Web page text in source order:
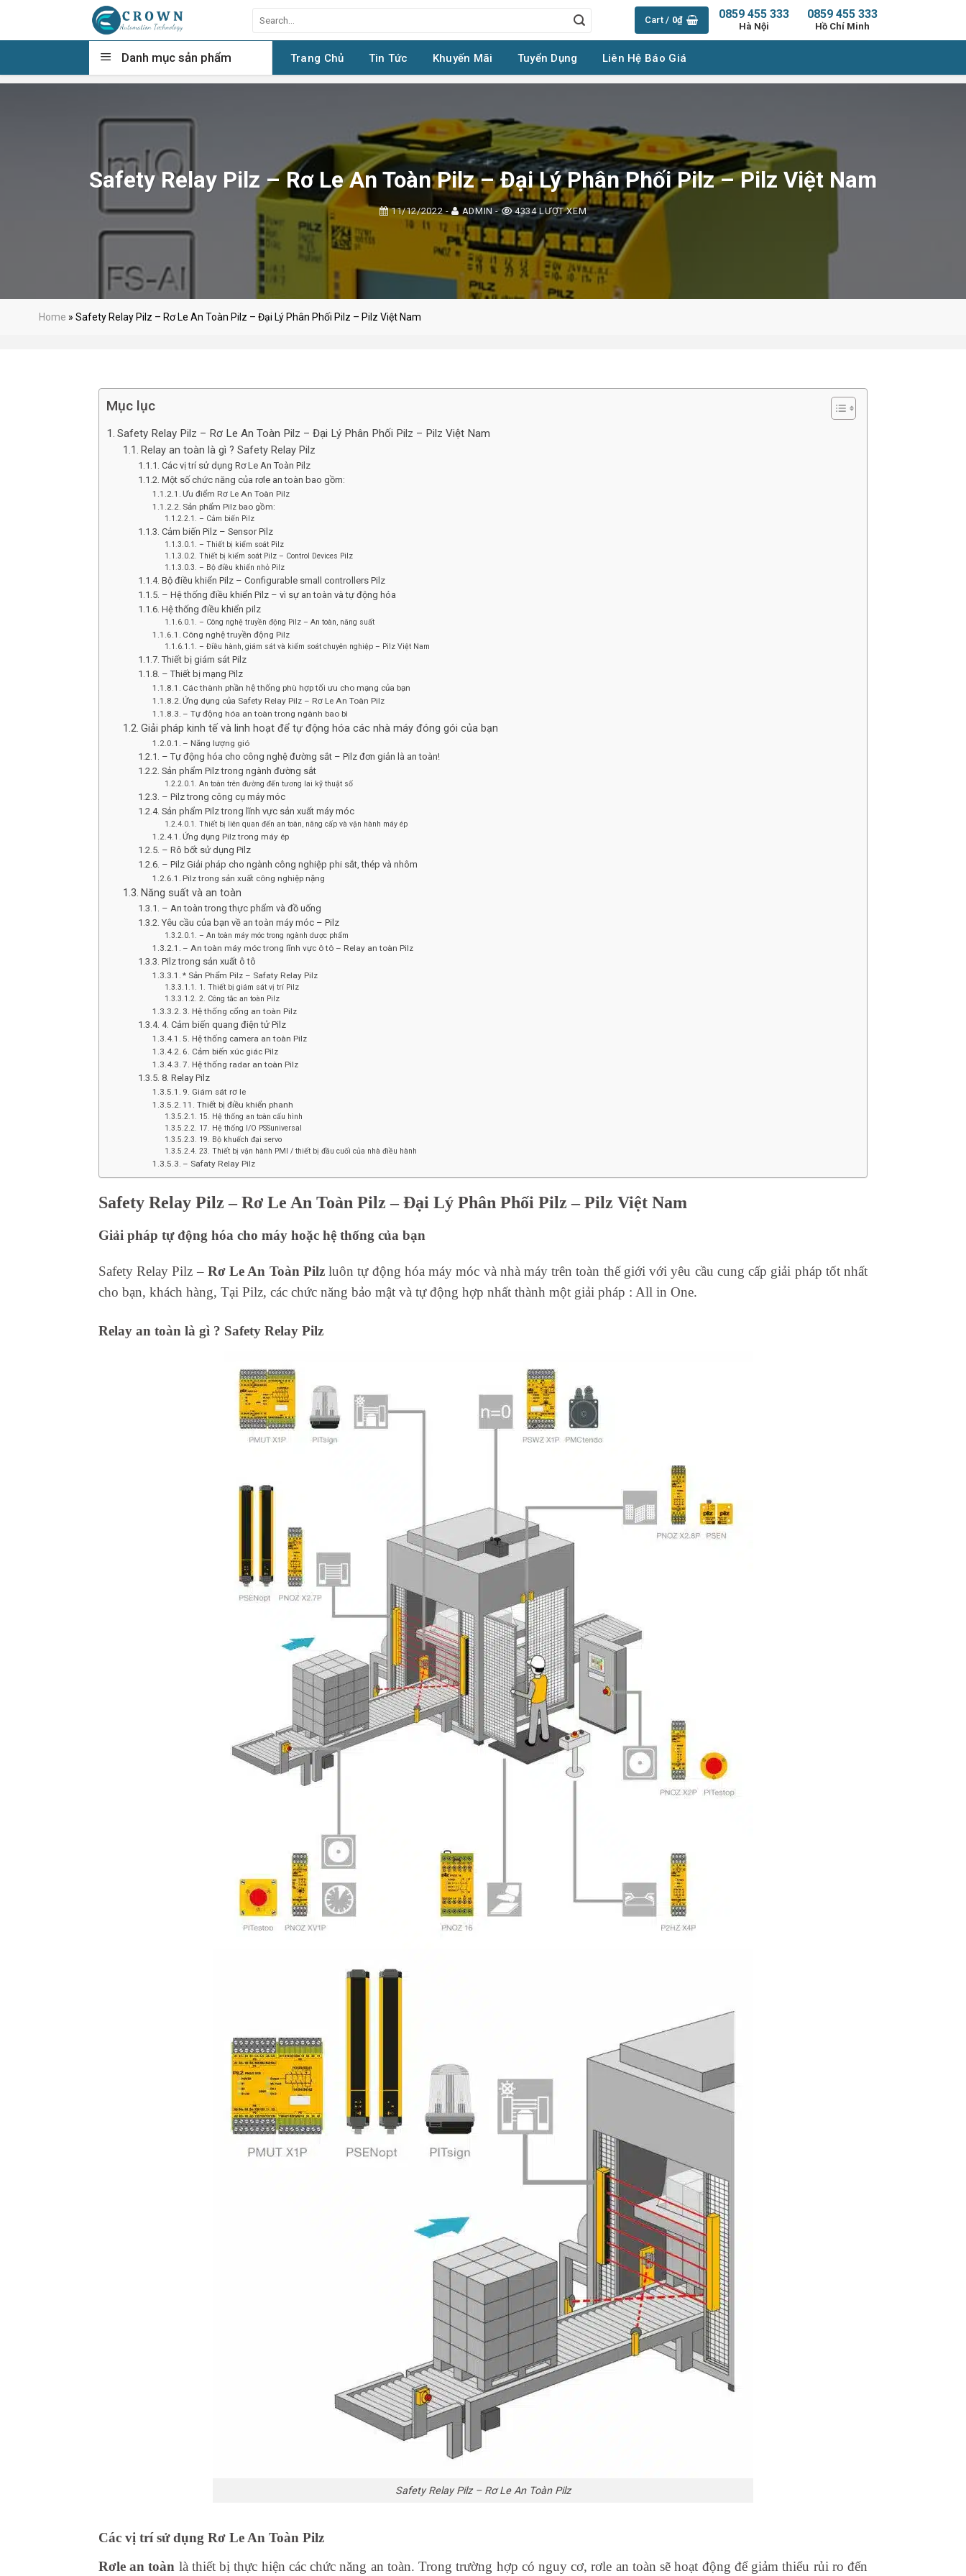
content
for:
Cart / 0₫ 0859 455 333
Hồ Chí Minh
0859 455 333
Hà Nội
Danh mục sản phẩm Trang Chủ Tin Tức Khuyến Mãi Tuyển Dụng Liên Hệ Báo Giá
Safety Relay Pilz – Rơ Le An Toàn Pilz – Đại Lý Phân Phối Pilz – Pilz Việt Nam
11/12/2022- ADMIN - 4334 LƯỢT XEM
Home » Safety Relay Pilz – Rơ Le An Toàn Pilz – Đại Lý Phân Phối Pilz – Pilz Việt Nam
Mục lục
Safety Relay Pilz – Rơ Le An Toàn Pilz – Đại Lý Phân Phối Pilz – Pilz Việt Nam
Relay an toàn là gì ? Safety Relay Pilz
Các vị trí sử dụng Rơ Le An Toàn Pilz
Một số chức năng của rơle an toàn bao gồm:
Ưu điểm Rơ Le An Toàn Pilz
Sản phẩm Pilz bao gồm:
– Cảm biến Pilz
Cảm biến Pilz – Sensor Pilz
– Thiết bị kiểm soát Pilz
Thiết bị kiểm soát Pilz – Control Devices Pilz
– Bộ điều khiển nhỏ Pilz
Bộ điều khiển Pilz – Configurable small controllers Pilz
– Hệ thống điều khiển Pilz – vì sự an toàn và tự động hóa
Hệ thống điều khiển pilz
– Công nghệ truyền động Pilz – An toàn, năng suất
Công nghệ truyền động Pilz
– Điều hành, giám sát và kiểm soát chuyên nghiệp – Pilz Việt Nam
Thiết bị giám sát Pilz
– Thiết bị mạng Pilz
Các thành phần hệ thống phù hợp tối ưu cho mạng của bạn
Ứng dụng của Safety Relay Pilz – Rơ Le An Toàn Pilz
– Tự động hóa an toàn trong ngành bao bì
Giải pháp kinh tế và linh hoạt để tự động hóa các nhà máy đóng gói của bạn
– Năng lượng gió
– Tự động hóa cho công nghệ đường sắt – Pilz đơn giản là an toàn!
Sản phẩm Pilz trong ngành đường sắt
An toàn trên đường đến tương lai kỹ thuật số
– Pilz trong công cụ máy móc
Sản phẩm Pilz trong lĩnh vực sản xuất máy móc
Thiết bị liên quan đến an toàn, nâng cấp và vận hành máy ép
Ứng dụng Pilz trong máy ép
– Rô bốt sử dụng Pilz
– Pilz Giải pháp cho ngành công nghiệp phi sắt, thép và nhôm
Pilz trong sản xuất công nghiệp nặng
Năng suất và an toàn
– An toàn trong thực phẩm và đồ uống
Yêu cầu của bạn về an toàn máy móc – Pilz
– An toàn máy móc trong ngành dược phẩm
– An toàn máy móc trong lĩnh vực ô tô – Relay an toàn Pilz
Pilz trong sản xuất ô tô
* Sản Phẩm Pilz – Safaty Relay Pilz
1. Thiết bị giám sát vị trí Pilz
2. Công tắc an toàn Pilz
3. Hệ thống cổng an toàn Pilz
4. Cảm biến quang điện tử Pilz
5. Hệ thống camera an toàn Pilz
6. Cảm biến xúc giác Pilz
7. Hệ thống radar an toàn Pilz
8. Relay Pilz
9. Giám sát rơ le
11. Thiết bị điều khiển phanh
15. Hệ thống an toàn cấu hình
17. Hệ thống I/O PSSuniversal
19. Bộ khuếch đại servo
23. Thiết bị vận hành PMI / thiết bị đầu cuối của nhà điều hành
– Safaty Relay Pilz
Safety Relay Pilz – Rơ Le An Toàn Pilz – Đại Lý Phân Phối Pilz – Pilz Việt Nam
Giải pháp tự động hóa cho máy hoặc hệ thống của bạn
Safety Relay Pilz – Rơ Le An Toàn Pilzluôn tự động hóa máy móc và nhà máy trên toàn thế giới với yêu cầu cung cấp giải pháp tốt nhất
cho bạn, khách hàng, Tại Pilz, các chức năng bảo mật và tự động hợp nhất thành một giải pháp : All in One.
Relay an toàn là gì ? Safety Relay Pilz
Safety Relay Pilz – Rơ Le An Toàn Pilz
Các vị trí sử dụng Rơ Le An Toàn Pilz
Rơle an toàn là thiết bị thực hiện các chức năng an toàn. Trong trường hợp có nguy cơ, rơle an toàn sẽ hoạt động để giảm thiểu rủi ro đến